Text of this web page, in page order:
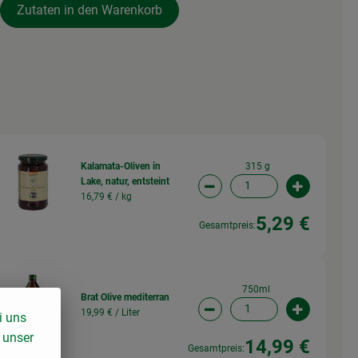
Zutaten in den Warenkorb
ändern
Kalamata-Oliven in
Lake, natur, entsteint
16,79 € / kg
315 g
Artikelanzahl verringern
Gesamtpreis:5,29 €
ändern
Brat Olive mediterran
19,99 € / Liter
750ml
Artikelanzahl verringern
Gesamtpreis: 14,99 €
uns